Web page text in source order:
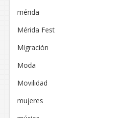
mérida
Mérida Fest
Migración
Moda
Movilidad
mujeres